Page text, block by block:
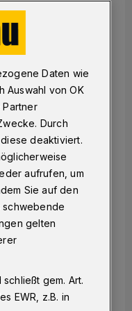
53 Prozent dafür
Daten wie
Auswahl von OK
Durch
deaktiviert.
aufrufen, um
Sie auf den
schwebende
gelten
gem. Art.
EWR, z.B. in